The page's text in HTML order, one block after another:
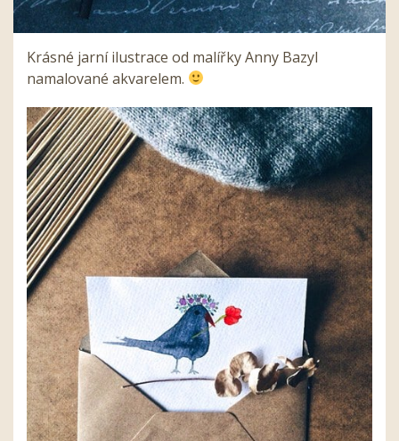
Krásné jarní ilustrace od malířky Anny Bazyl
namalované akvarelem.